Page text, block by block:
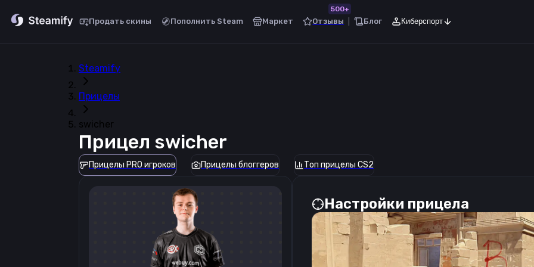
Продать скины Пополнить Steam Маркет Отзывы
500+
Блог Киберспорт
Steamify
Прицелы
swicher
Прицел swicher
Прицелы PRO игроков Прицелы блоггеров Топ прицелы CS2
Настройки прицела